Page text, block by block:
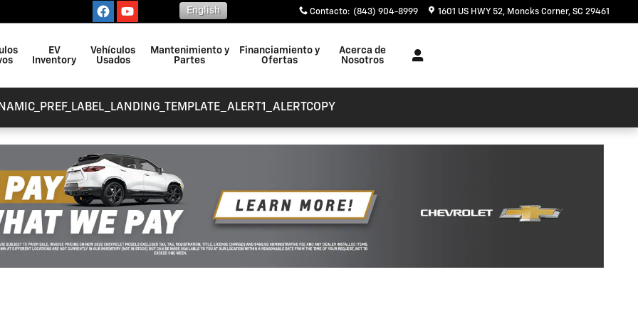
Contacto: (843) 904-8999 1601 US HWY 52 Moncks Corner, SC 29461
English
EV
Inventory
Vehículos
Usados
Mantenimiento y
Partes
Financiamiento y
Ofertas
Acerca de
Nosotros